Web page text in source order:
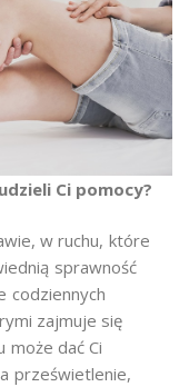
Ci pomocy?
w ruchu, które
sprawność
codziennych
zajmuje się
dać Ci
prześwietlenie,